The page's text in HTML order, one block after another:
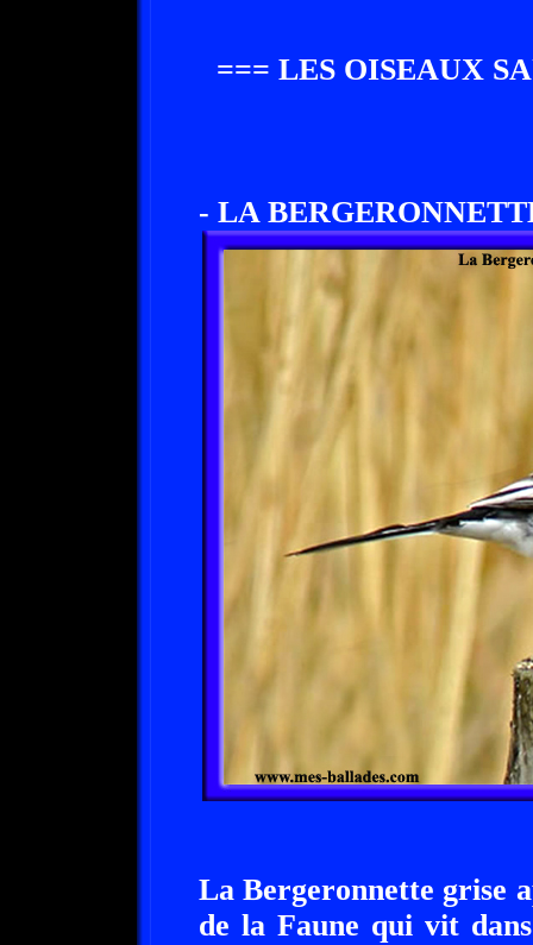
=== LES OISEAUX
- LA
La Bergeronnette grise
de la Faune qui vit